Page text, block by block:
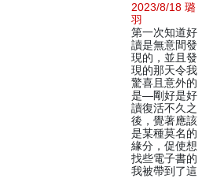
2023/8/18 璐
羽
第一次知道好
讀是無意間發
現的，並且發
現的那天令我
驚喜且意外的
是—剛好是好
讀復活不久之
後，覺著應該
是某種莫名的
緣分，促使想
找些電子書的
我被帶到了這